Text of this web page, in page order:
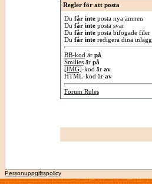
Regler för att posta
Du får inteposta nya ämnen
Du får inteposta svar
Du får inteposta bifogade filer
Du får interedigera dina inlägg
BB-kod är på
Smiliesär på
[IMG]-kod är av
HTML-kod är av
Forum Rules
Personuppgiftspolicy